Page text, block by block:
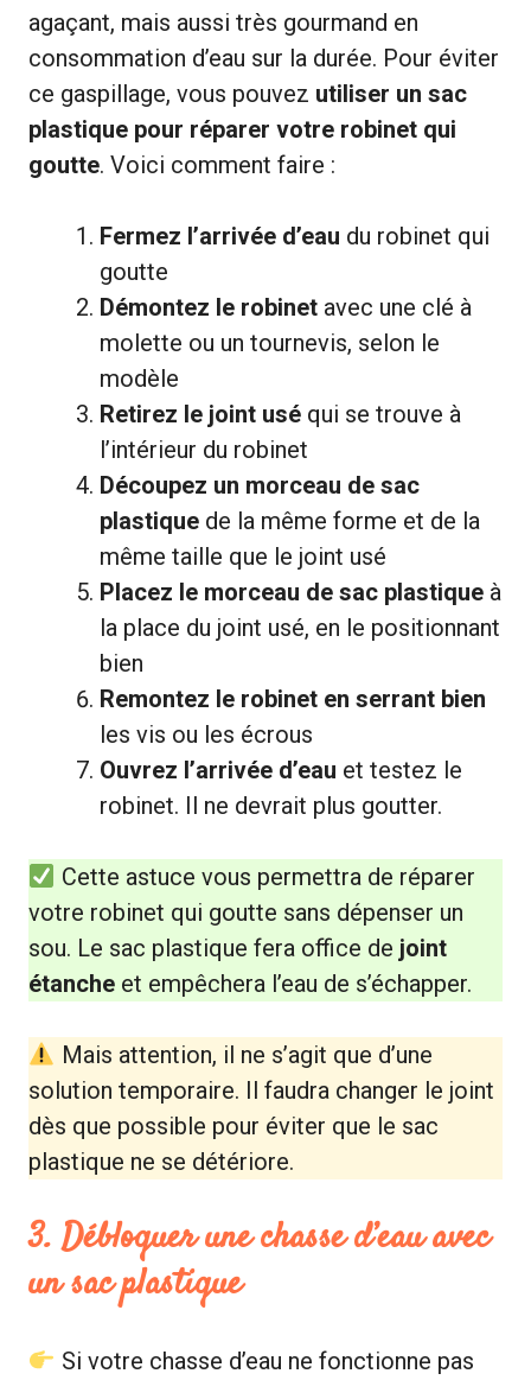
agaçant, mais aussi très gourmand en
consommation d’eau sur la durée. Pour éviter
ce gaspillage, vous pouvez utiliser un sac
plastique pour réparer votre robinet qui
goutte. Voici comment faire :
Fermez l’arrivée d’eau du robinet qui
goutte
Démontez le robinet avec une clé à
molette ou un tournevis, selon le
modèle
Retirez le joint usé qui se trouve à
l’intérieur du robinet
Découpez un morceau de sac
plastique de la même forme et de la
même taille que le joint usé
Placez le morceau de sac plastique à
la place du joint usé, en le positionnant
bien
Remontez le robinet en serrant bien
les vis ou les écrous
Ouvrez l’arrivée d’eau et testez le
robinet. Il ne devrait plus goutter.
Cette astuce vous permettra de réparer
votre robinet qui goutte sans dépenser un
sou. Le sac plastique fera office de joint
étanche et empêchera l’eau de s’échapper.
Mais attention, il ne s’agit que d’une
solution temporaire. Il faudra changer le joint
dès que possible pour éviter que le sac
plastique ne se détériore.
3. Débloquer une chasse d’eau avec
un sac plastique
Si votre chasse d’eau ne fonctionne pas